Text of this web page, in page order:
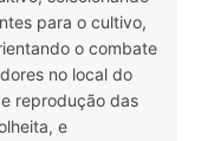
para o cultivo,
o combate
no local do
reprodução das
e